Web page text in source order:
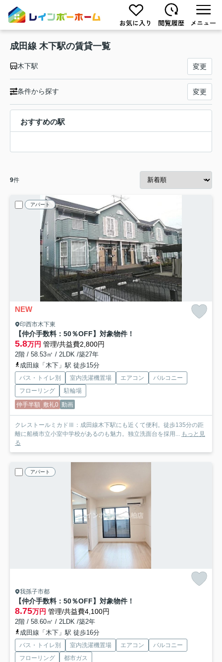
成田線 木下駅の賃貸一覧
木下駅 変更
条件から探す 変更
おすすめの駅
9件
アパート
NEW
印西市木下東
【仲介手数料：50％OFF】対象物件！
5.8万円 管理/共益費2,800円
2階 / 58.53㎡ / 2LDK /築27年
成田線「木下」駅 徒歩15分
バス・トイレ別 室内洗濯機置場 エアコン
バルコニー
フローリング
駐輪場
仲手半額 敷礼0 動画
クレストールミカドⅢ：成田線木下駅にも近くて便利。徒歩135分の距
離に船橋市立小室中学校があるのも魅力。独立洗面台を採用...
もっと見
る
アパート
我孫子市都
【仲介手数料：50％OFF】対象物件！
8.75万円 管理/共益費4,100円
2階 / 58.60㎡ / 2LDK /築2年
成田線「木下」駅 徒歩16分
バス・トイレ別 室内洗濯機置場 エアコン
バルコニー
フローリング
都市ガス